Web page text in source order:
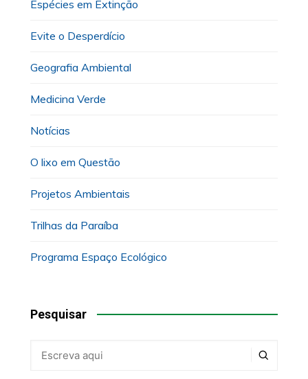
Espécies em Extinção
Evite o Desperdício
Geografia Ambiental
Medicina Verde
Notícias
O lixo em Questão
Projetos Ambientais
Trilhas da Paraíba
Programa Espaço Ecológico
Pesquisar